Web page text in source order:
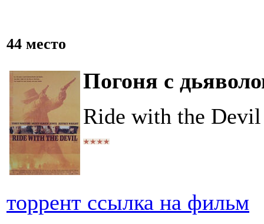
44 место
Погоня с
Ride with the Devil
торрент ссылка на фильм